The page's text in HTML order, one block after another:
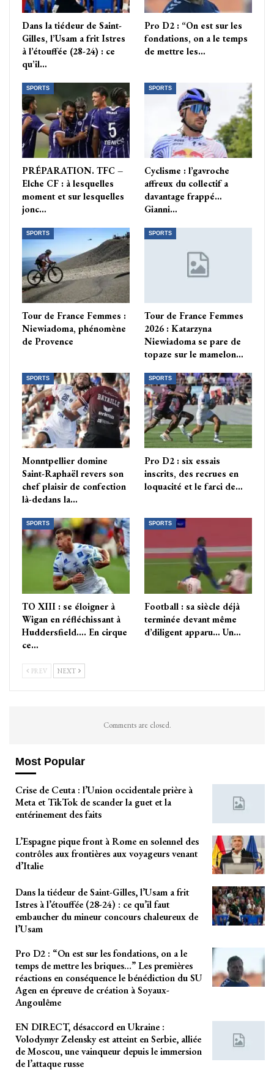
Dans la tiédeur de Saint-
Gilles, l’Usam a frit Istres
à l’étouffée (28-24) : ce
qu’il…
Pro D2 : “On est sur les
fondations, on a le temps
de mettre les…
SPORTS
PRÉPARATION. TFC –
Elche CF : à lesquelles
moment et sur lesquelles
jonc…
SPORTS
Cyclisme : l’gavroche
affreux du collectif a
davantage frappé…
Gianni…
SPORTS
Tour de France Femmes :
Niewiadoma, phénomène
de Provence
SPORTS
Tour de France Femmes
2026 : Katarzyna
Niewiadoma se pare de
topaze sur le mamelon…
SPORTS
Monntpellier domine
Saint-Raphaël revers son
chef plaisir de confection
là-dedans la…
SPORTS
Pro D2 : six essais
inscrits, des recrues en
loquacité et le farci de…
SPORTS
TO XIII : se éloigner à
Wigan en réfléchissant à
Huddersfield…. En cirque
ce…
SPORTS
Football : sa siècle déjà
terminée devant même
d’diligent apparu… Un…
PREV NEXT
Comments are closed.
Most Popular
Crise de Ceuta : l’Union occidentale prière à
Meta et TikTok de scander la guet et la
entérinement des faits
L’Espagne pique front à Rome en solennel des
contrôles aux frontières aux voyageurs venant
d’Italie
Dans la tiédeur de Saint-Gilles, l’Usam a frit
Istres à l’étouffée (28-24) : ce qu’il faut
embaucher du mineur concours chaleureux de
l’Usam
Pro D2 : “On est sur les fondations, on a le
temps de mettre les briques…” Les premières
réactions en conséquence le bénédiction du SU
Agen en épreuve de création à Soyaux-
Angoulême
EN DIRECT, désaccord en Ukraine :
Volodymyr Zelensky est atteint en Serbie, alliée
de Moscou, une vainqueur depuis le immersion
de l’attaque russe